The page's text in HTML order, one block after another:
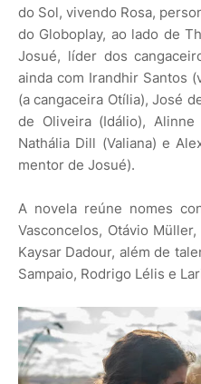
do Sol, vivendo Rosa,
do Globoplay, ao lado de
Josué, líder dos
ainda com Irandhir Santos
(a cangaceira Otília), José
de Oliveira (Idálio), Alinne
Nathália Dill (Valiana) e
mentor de Josué).
A novela reúne nomes
Vasconcelos, Otávio
Kaysar Dadour, além de
Sampaio, Rodrigo Lélis e